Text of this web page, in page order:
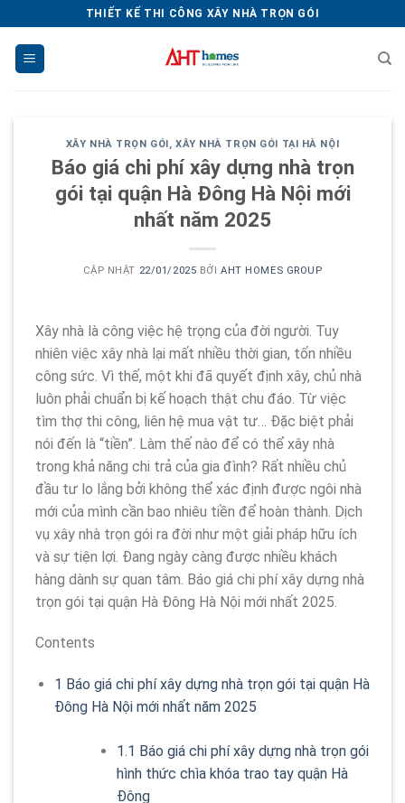
dung
THIẾT KẾ THI CÔNG XÂY NHÀ TRỌN GÓI
XÂY NHÀ TRỌN GÓI, XÂY NHÀ TRỌN GÓI TẠI HÀ NỘI
Báo giá chi phí xây dựng nhà trọn
gói tại quận Hà Đông Hà Nội mới
nhất năm 2025
CẬP NHẬT 22/01/2025 BỞIAHT HOMES GROUP
Xây nhà là công việc hệ trọng của đời người. Tuy
nhiên việc xây nhà lại mất nhiều thời gian, tốn nhiều
công sức. Vì thế, một khi đã quyết định xây, chủ nhà
luôn phải chuẩn bị kế hoạch thật chu đáo. Từ việc
tìm thợ thi công, liên hệ mua vật tư… Đặc biệt phải
nói đến là “tiền”. Làm thế nào để có thể xây nhà
trong khả năng chi trả của gia đình? Rất nhiều chủ
đầu tư lo lắng bởi không thể xác định được ngôi nhà
mới của mình cần bao nhiêu tiền để hoàn thành. Dịch
vụ xây nhà trọn gói ra đời như một giải pháp hữu ích
và sự tiện lợi. Đang ngày càng được nhiều khách
hàng dành sự quan tâm. Báo giá chi phí xây dựng nhà
trọn gói tại quận Hà Đông Hà Nội mới nhất 2025.
Contents
1 Báo giá chi phí xây dựng nhà trọn gói tại quận Hà
Đông Hà Nội mới nhất năm 2025
1.1 Báo giá chi phí xây dựng nhà trọn gói
hình thức chìa khóa trao tay quận Hà
Đông